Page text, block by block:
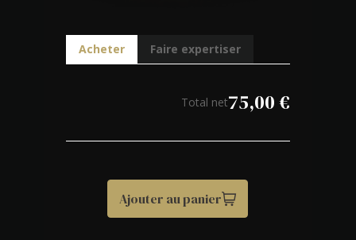
Acheter Faire expertiser
Total net75,00€
Ajouter au panier